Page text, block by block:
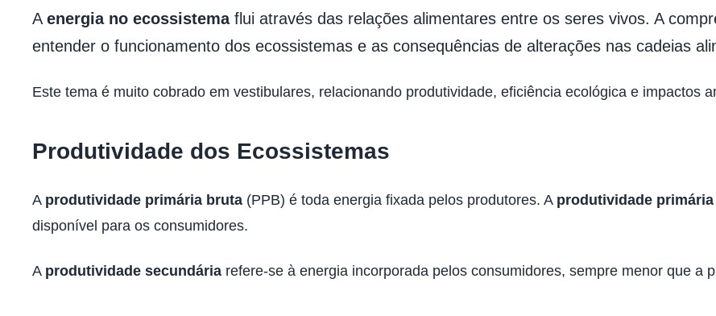
A energia no ecossistemaflui através das relações alimentares entre os seres vivos. A
entender o funcionamento dos ecossistemas e as consequências de alterações nas cadeias
Este tema é muito cobrado em vestibulares, relacionando produtividade, eficiência ecológica e impactos
Produtividade dos Ecossistemas
A produtividade primária bruta (PPB) é toda energia fixada pelos produtores. A produtividade
disponível para os consumidores.
A produtividade secundária refere-se à energia incorporada pelos consumidores, sempre menor que a